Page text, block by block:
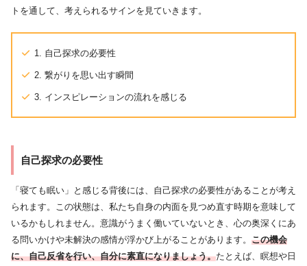
トを通して、考えられるサインを見ていきます。
1. 自己探求の必要性
2. 繋がりを思い出す瞬間
3. インスピレーションの流れを感じる
自己探求の必要性
「寝ても眠い」と感じる背後には、自己探求の必要性があることが考え
られます。この状態は、私たち自身の内面を見つめ直す時期を意味して
いるかもしれません。意識がうまく働いていないとき、心の奥深くにあ
る問いかけや未解決の感情が浮かび上がることがあります。 この機会
に、自己反省を行い、自分に素直になりましょう。たとえば、瞑想や日